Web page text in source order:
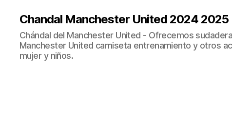
Chandal Manchester United 2024 2025
Chándal del Manchester United - Ofrecemos
Manchester United camiseta entrenamiento y otros
mujer y niños.